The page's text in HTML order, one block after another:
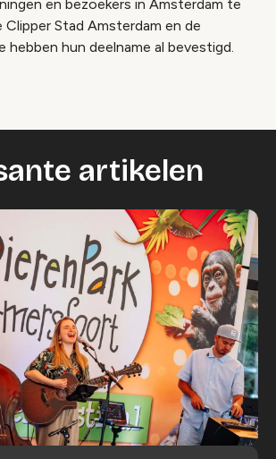
en bezoekers in Amsterdam te
Clipper Stad Amsterdam en de
hebben hun deelname al bevestigd.
Video geblokkeerd
cookie instellingen
artikelen